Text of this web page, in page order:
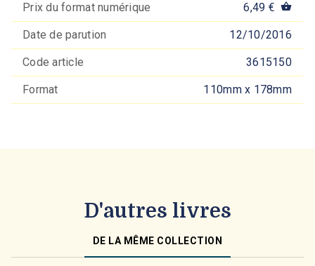
Prix du format numérique 6,49 € shopping_basket
Date de parution 12/10/2016
Code article 3615150
Format 110mm x 178mm
D'autres livres
DE LA MÊME COLLECTION